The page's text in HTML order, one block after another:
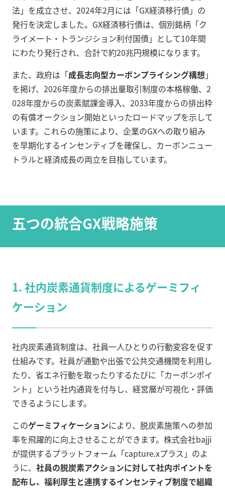
法」を成立させ、2024年2月には「GX経済移行債」の
発行を決定しました。GX経済移行債は、個別銘柄「ク
ライメート・トランジション利付国債」として10年間
にわたり発行され、合計で約20兆円規模になります。
また、政府は「成長志向型カーボンプライシング構想」
を掲げ、2026年度からの排出量取引制度の本格稼働、2
028年度からの炭素賦課金導入、2033年度からの排出枠
の有償オークション開始といったロードマップを示して
います。これらの施策により、企業のGXへの取り組み
を早期化するインセンティブを確保し、カーボンニュー
トラルと経済成長の両立を目指しています。
五つの統合GX戦略施策
1. 社内炭素通貨制度によるゲーミフィ
ケーション
社内炭素通貨制度は、社員一人ひとりの行動変容を促す
仕組みです。社員が通勤や出張で公共交通機関を利用し
たり、省エネ行動を取ったりするたびに「カーボンポイ
ント」という社内通貨を付与し、経営層が可視化・評価
できるようにします。
このゲーミフィケーションにより、脱炭素施策への参加
率を飛躍的に向上させることができます。株式会社bajji
が提供するプラットフォーム「capture.xプラス」のよ
うに、 社員の脱炭素アクションに対して社内ポイントを
配布し、福利厚生と連携するインセンティブ制度で組織